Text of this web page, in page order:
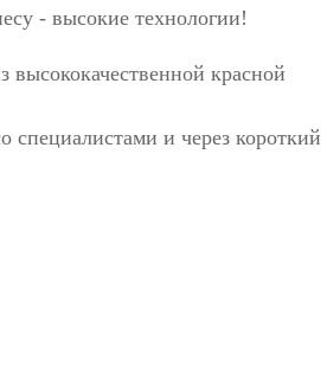
- высокие технологии!
красной
специалистами и через короткий